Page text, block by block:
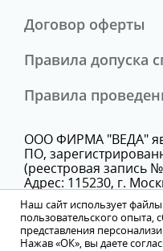
Договор оферты
Правила допуска
Правила
ООО ФИРМА "ВЕДА"
ПО,
(реестровая запись
Адрес: 115230, г.
7, стр. 9, этаж 3,
Телефон:
Наш сайт использует
пользовательского опыта,
представления
Нажав «ОК», вы даете